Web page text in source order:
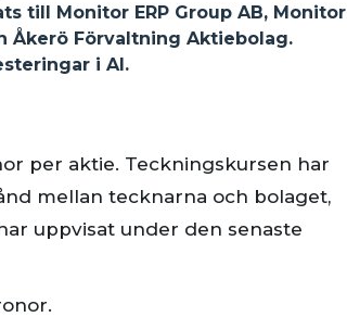
till Monitor ERP Group AB, Monitor
Åkerö Förvaltning Aktiebolag.
i AI.
per aktie. Teckningskursen har
mellan tecknarna och bolaget,
uppvisat under den senaste